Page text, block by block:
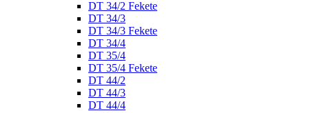
DT 34/2 Fekete
DT 34/3
DT 34/3 Fekete
DT 34/4
DT 35/4
DT 35/4 Fekete
DT 44/2
DT 44/3
DT 44/4